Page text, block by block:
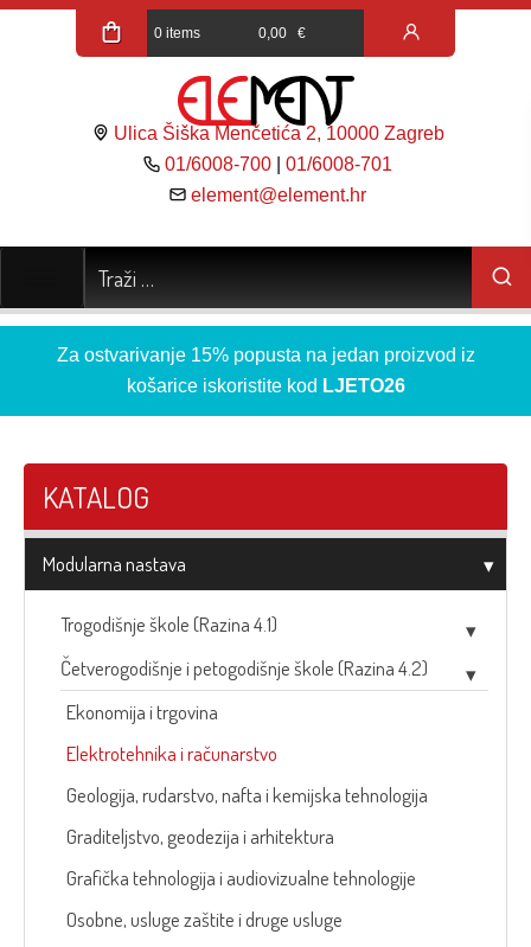
0 items 0,00 €
Ulica Šiška Menčetića 2, 10000 Zagreb
01/6008-700 |01/6008-701
element@element.hr
Za ostvarivanje 15% popusta na jedan proizvod iz
košarice iskoristite kod LJETO26
KATALOG
Modularna nastava
Trogodišnje škole (Razina 4.1)
Četverogodišnje i petogodišnje škole (Razina 4.2)
Ekonomija i trgovina
Elektrotehnika i računarstvo
Geologija, rudarstvo, nafta i kemijska tehnologija
Graditeljstvo, geodezija i arhitektura
Grafička tehnologija i audiovizualne tehnologije
Osobne, usluge zaštite i druge usluge